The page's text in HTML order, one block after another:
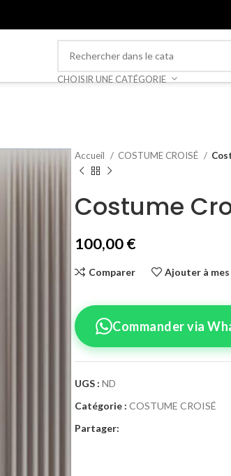
CHOISIR UNE CATÉGORIE
Accueil COSTUME CROISÉ
Costume
100,00€
Comparer Ajouter à
Commander via
UGS : ND
Catégorie : COSTUME CROISÉ
Partager: